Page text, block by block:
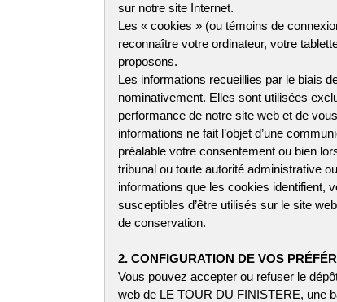
sur notre site Internet.
Les « cookies » (ou témoins de
reconnaître votre ordinateur, votre
proposons.
Les informations recueillies par le biais
nominativement. Elles sont utilisées
performance de notre site web et de
informations ne fait l’objet d’une
préalable votre consentement ou bien
tribunal ou toute autorité administrative
informations que les cookies identifient,
susceptibles d’être utilisés sur le site
de conservation.
2. CONFIGURATION DE VOS
Vous pouvez accepter ou refuser le
web de LE TOUR DU FINISTERE, une